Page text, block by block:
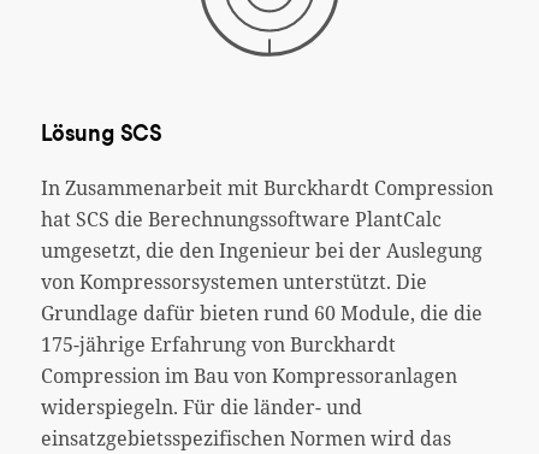
Lösung SCS
In Zusammenarbeit mit Burckhardt Compression
hat SCS die Berechnungssoftware PlantCalc
umgesetzt, die den Ingenieur bei der Auslegung
von Kompressorsystemen unterstützt. Die
Grundlage dafür bieten rund 60 Module, die die
175-jährige Erfahrung von Burckhardt
Compression im Bau von Kompressoranlagen
widerspiegeln. Für die länder- und
einsatzgebietsspezifischen Normen wird das